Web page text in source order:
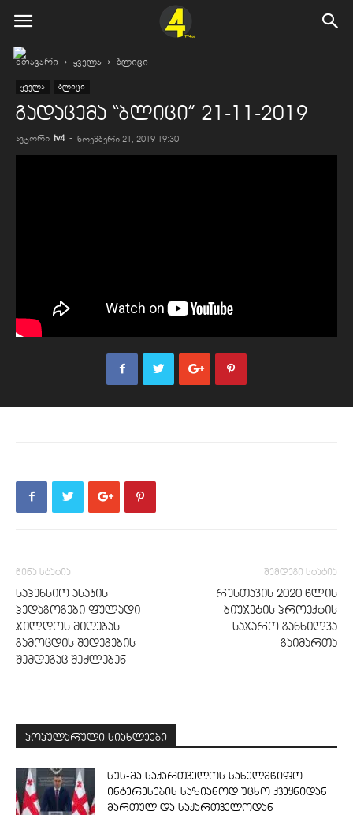
მთავარი ყველა ბლიცი
ყველა ბლიცი
გადაცემა “ბლიცი” 21-11-2019
ავტორი tv4 - ნოემბერი 21, 2019 19:30
წინა სტატია
საპენსიო ასაკის
პედაგოგები ფულადი
ჯილდოს მიღებას
გამოცდის შედეგების
შემდეგაც შეძლებენ
შემდეგი სტატია
რუსთავის 2020 წლის
ბიუჯეტის პროექტის
საჯარო განხილვა
გაიმართა
პოპულარული სიახლეები
სუს-მა საქართველოს სახელმწიფო
ინტერესების საზიანოდ უცხო ქვეყნიდან
მართულ და საქართველოდან